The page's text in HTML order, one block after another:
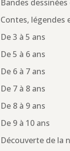
Bandes
Contes, légendes
De 3 à 5 ans
De 5 à 6 ans
De 6 à 7 ans
De 7 à 8 ans
De 8 à 9 ans
De 9 à 10 ans
Découverte de la